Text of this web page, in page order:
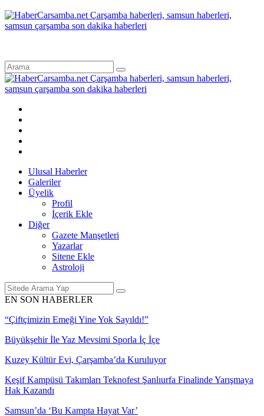
Ulusal Haberler
Galeriler
Üyelik
Profil
İçerik Ekle
Diğer
Gazete Manşetleri
Yazarlar
Sitene Ekle
Astroloji
EN SON HABERLER
“Çiftçimizin Emeği Yine Yok Sayıldı!”
Büyükşehir İle Yaz Mevsimi Sporla İç İçe
Kuzey Kültür Evi, Çarşamba’da Kuruluyor
Keşif Kampüsü Takımları Teknofest Şanlıurfa Finalinde Yarışmaya
Hak Kazandı
Samsun’da ‘Bu Kampta Hayat Var’